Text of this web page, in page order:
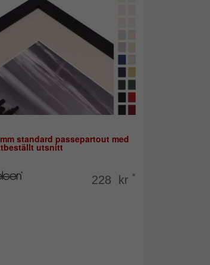
standard passepartout med
utsnitt
228 kr *